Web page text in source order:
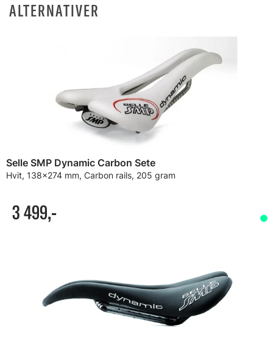
ALTERNATIVER
Selle SMP Dynamic Carbon Sete
Hvit, 138x274 mm, Carbon rails, 205 gram
3 499,-